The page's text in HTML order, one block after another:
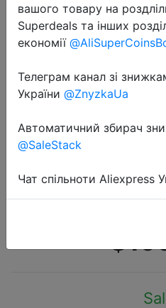
2022-07-26
Android,
большой дисплей
процессор
вашого товару на
Superdeals та інших
економії
Телеграм канал зі
України @ZnyzkaUa
Автоматичний збирач
@SaleStack
Чат спільноти Aliexpress